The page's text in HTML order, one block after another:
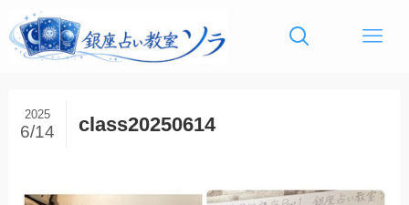
class20250614
2025
6/14